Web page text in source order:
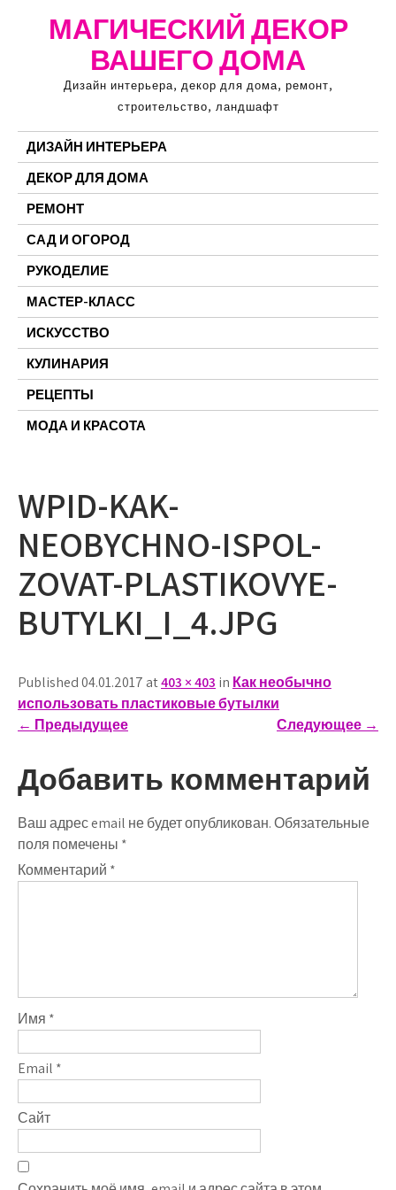
МАГИЧЕСКИЙ ДЕКОР
ВАШЕГО ДОМА
Дизайн интерьера, декор для дома, ремонт,
строительство, ландшафт
ДИЗАЙН ИНТЕРЬЕРА
ДЕКОР ДЛЯ ДОМА
РЕМОНТ
САД И ОГОРОД
РУКОДЕЛИЕ
МАСТЕР-КЛАСС
ИСКУССТВО
КУЛИНАРИЯ
РЕЦЕПТЫ
МОДА И КРАСОТА
WPID-KAK-
NEOBYCHNO-ISPOL-
ZOVAT-PLASTIKOVYE-
BUTYLKI_I_4.JPG
Published 04.01.2017 at403 × 403 in Как необычно
использовать пластиковые бутылки
← Предыдущее Следующее →
Добавить комментарий
Ваш адрес email не будет опубликован.Обязательные
поля помечены *
Комментарий *
Имя *
Email *
Сайт